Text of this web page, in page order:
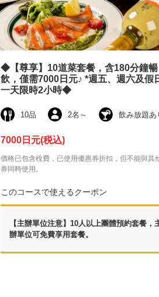
◆【尊享】10道菜套餐，含180分鐘暢
飲，僅需7000日元♪ *週五、週六及假
一天限時2小時◆
10品 2名 ～ 飲み放題あ
7000日元(税込)
價格已包含稅費，已使用優惠券折扣，但不能與其
券同時使用。
このコースで使えるクーポン
【主辦單位注意】10人以上團體預約套餐，
辦單位可免費享用套餐。